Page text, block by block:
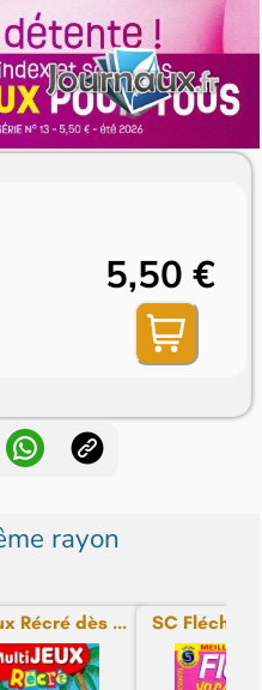
5,50 €
rayon
Récré dès ... SC Fléchés